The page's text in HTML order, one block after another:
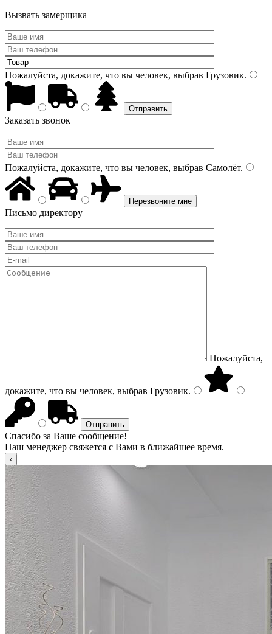
Вызвать замерщика
Пожалуйста, докажите, что вы человек, выбрав Грузовик.
Заказать звонок
Пожалуйста, докажите, что вы человек, выбрав Самолёт.
Письмо директору
Пожалуйста,
докажите, что вы человек, выбрав Грузовик.
Спасибо за Ваше сообщение!
Наш менеджер свяжется с Вами в ближайшее время.